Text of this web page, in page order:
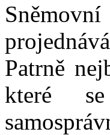
Patrně
které